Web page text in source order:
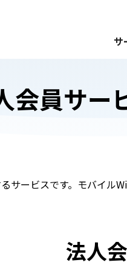
サ
どこでも
無料
どこでも
中国
会員サー
サービスです。モバイル
法人